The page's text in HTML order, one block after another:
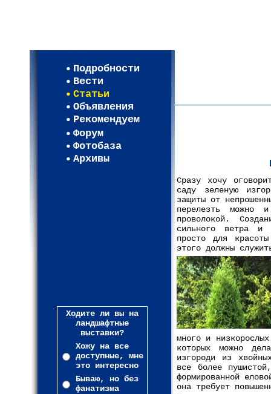
Подробности
Вести
Статьи
Объявления
Рекомендуем
Форум
Фотобаза
Архивы
Ходите ли вы на
ландшафтные
выставки?
Хожу на все
доступные, мне
это интересно
Бываю, но без
фанатизма
Сразу хочу
саду зеленую
защиты от
перелезть можно
проволокой.
сильного ветра и
просто для
этого должны
много и
которых можно
изгороди из
все более
формированной
она требует